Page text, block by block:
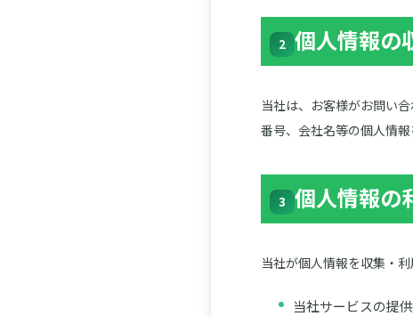
2 個人情報の
当社は、お客様がお問い
番号、会社名等の個人情報
3 個人情報の
当社が個人情報を収集・
当社サービスの提